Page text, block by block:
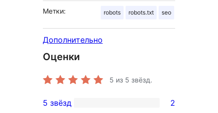
Метки: robots robots.txt seo
Дополнительно
Оценки
5 из 5 звёзд.
2
5 звёзд 2